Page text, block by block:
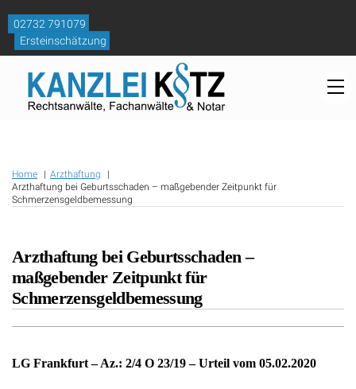
content
02732 791079
Ersteinschätzung
Home
Arzthaftung
Arzthaftung bei Geburtsschaden – maßgebender Zeitpunkt für
Schmerzensgeldbemessung
Arzthaftung bei Geburtsschaden –
maßgebender Zeitpunkt für
Schmerzensgeldbemessung
LG Frankfurt – Az.: 2/4 O 23/19 – Urteil vom 05.02.2020